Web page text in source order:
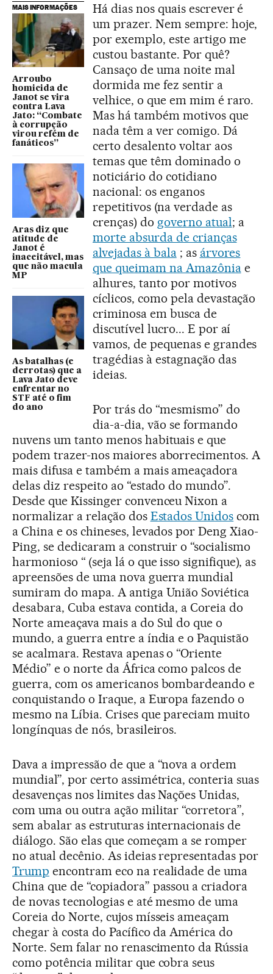
MAIS INFORMAÇÕES
Arroubo
homicida de
Janot se vira
contra Lava
Jato: “Combate
à corrupção
virou refém de
fanáticos”
Aras diz que
atitude de
Janot é
inaceitável, mas
que não macula
MP
As batalhas (e
derrotas) que a
Lava Jato deve
enfrentar no
STF até o fim
do ano
Há dias nos quais escrever é
um prazer. Nem sempre: hoje,
por exemplo, este artigo me
custou bastante. Por quê?
Cansaço de uma noite mal
dormida me fez sentir a
velhice, o que em mim é raro.
Mas há também motivos que
nada têm a ver comigo. Dá
certo desalento voltar aos
temas que têm dominado o
noticiário do cotidiano
nacional: os enganos
repetitivos (na verdade as
crenças) do governo atual; a
morte absurda de crianças
alvejadas à bala; as árvores
que queimam na Amazôniae
alhures, tanto por motivos
cíclicos, como pela devastação
criminosa em busca de
discutível lucro... E por aí
vamos, de pequenas e grandes
tragédias à estagnação das
ideias.
Por trás do “mesmismo” do
dia-a-dia, vão se formando
nuvens um tanto menos habituais e que
podem trazer-nos maiores aborrecimentos. A
mais difusa e também a mais ameaçadora
delas diz respeito ao “estado do mundo”.
Desde que Kissinger convenceu Nixon a
normalizar a relação dos Estados Unidos com
a China e os chineses, levados por Deng Xiao-
Ping, se dedicaram a construir o “socialismo
harmonioso “ (seja lá o que isso signifique), as
apreensões de uma nova guerra mundial
sumiram do mapa. A antiga União Soviética
desabara, Cuba estava contida, a Coreia do
Norte ameaçava mais a do Sul do que o
mundo, a guerra entre a índia e o Paquistão
se acalmara. Restava apenas o “Oriente
Médio” e o norte da África como palcos de
guerra, com os americanos bombardeando e
conquistando o Iraque, a Europa fazendo o
mesmo na Líbia. Crises que pareciam muito
longínquas de nós, brasileiros.
Dava a impressão de que a “nova a ordem
mundial”, por certo assimétrica, conteria suas
desavenças nos limites das Nações Unidas,
com uma ou outra ação militar “corretora”,
sem abalar as estruturas internacionais de
diálogo. São elas que começam a se romper
no atual decênio. As ideias representadas por
Trump encontram eco na realidade de uma
China que de “copiadora” passou a criadora
de novas tecnologias e até mesmo de uma
Coreia do Norte, cujos mísseis ameaçam
chegar à costa do Pacífico da América do
Norte. Sem falar no renascimento da Rússia
como potência militar que cobra seus